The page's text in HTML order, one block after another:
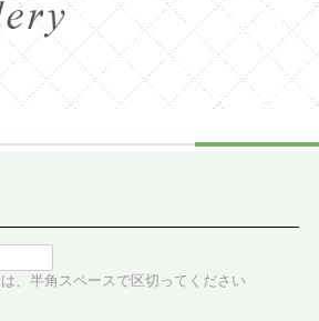
、半角スペースで区切ってください